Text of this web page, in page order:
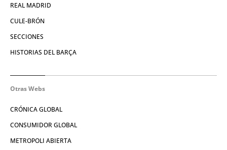
REAL MADRID
CULE-BRÓN
SECCIONES
HISTORIAS DEL BARÇA
Otras Webs
CRÓNICA GLOBAL
CONSUMIDOR GLOBAL
METROPOLI ABIERTA